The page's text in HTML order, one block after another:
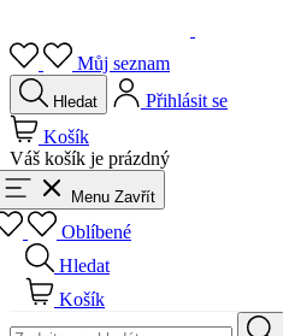
Můj seznam
Hledat
Přihlásit se
Košík
Váš košík je prázdný
Menu Zavřít
Oblíbené
Hledat
Košík